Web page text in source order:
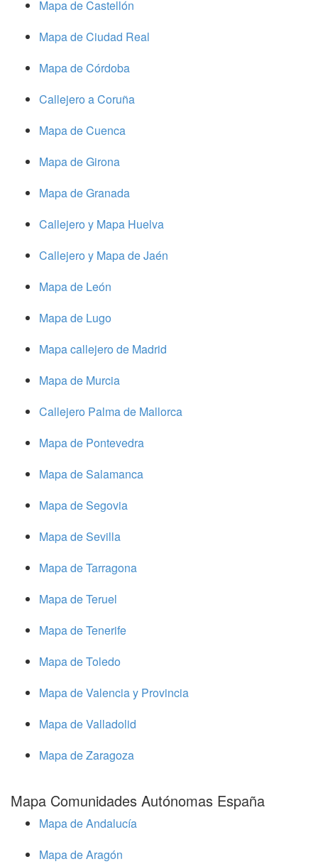
Mapa de Castellón
Mapa de Ciudad Real
Mapa de Córdoba
Callejero a Coruña
Mapa de Cuenca
Mapa de Girona
Mapa de Granada
Callejero y Mapa Huelva
Callejero y Mapa de Jaén
Mapa de León
Mapa de Lugo
Mapa callejero de Madrid
Mapa de Murcia
Callejero Palma de Mallorca
Mapa de Pontevedra
Mapa de Salamanca
Mapa de Segovia
Mapa de Sevilla
Mapa de Tarragona
Mapa de Teruel
Mapa de Tenerife
Mapa de Toledo
Mapa de Valencia y Provincia
Mapa de Valladolid
Mapa de Zaragoza
Mapa Comunidades Autónomas España
Mapa de Andalucía
Mapa de Aragón